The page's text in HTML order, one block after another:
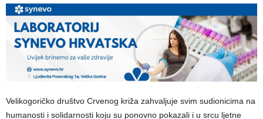
Velikogoričko društvo Crvenog križa zahvaljuje svim sudionicima na
humanosti i solidarnosti koju su ponovno pokazali i u srcu ljetne